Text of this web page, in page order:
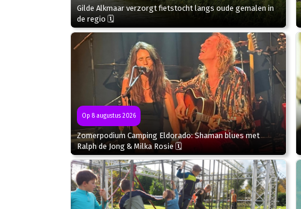
Gilde Alkmaar verzorgt fietstocht langs oude gemalen in
de regio 🗓
Op 8 augustus 2026
Zomerpodium Camping Eldorado: Shaman blues met
Ralph de Jong & Milka Rosie 🗓